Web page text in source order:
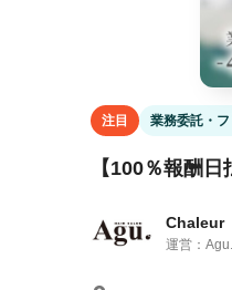
注目 業務委託・
【100％報酬
Chaleur
運営：